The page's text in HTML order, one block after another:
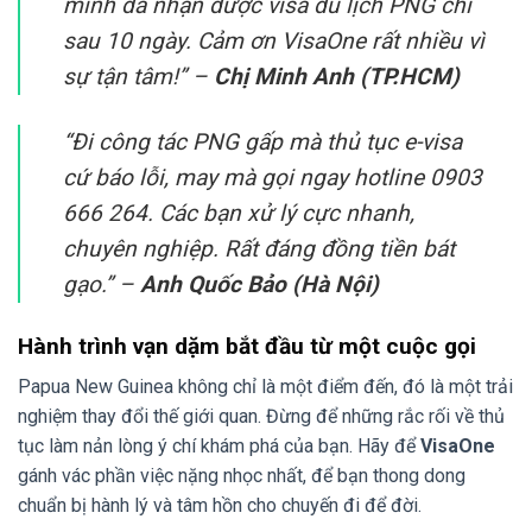
sau 10 ngày. Cảm ơn VisaOne rất nhiều vì
sự tận tâm!”– Chị Minh Anh (TP.HCM)
“Đi công tác PNG gấp mà thủ tục e-visa
cứ báo lỗi, may mà gọi ngay hotline 0903
666 264. Các bạn xử lý cực nhanh,
chuyên nghiệp. Rất đáng đồng tiền bát
gạo.”– Anh Quốc Bảo (Hà Nội)
Hành trình vạn dặm bắt đầu từ một cuộc gọi
Papua New Guinea không chỉ là một điểm đến, đó là một trải
nghiệm thay đổi thế giới quan. Đừng để những rắc rối về thủ
tục làm nản lòng ý chí khám phá của bạn. Hãy đểVisaOne
gánh vác phần việc nặng nhọc nhất, để bạn thong dong
chuẩn bị hành lý và tâm hồn cho chuyến đi để đời.